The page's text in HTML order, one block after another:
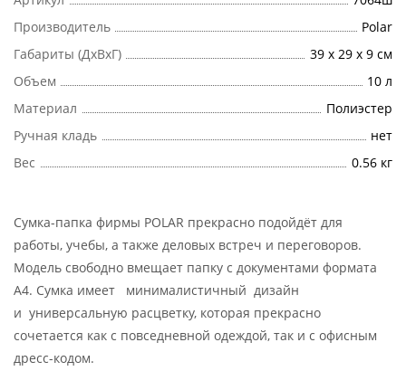
Производитель
Polar
Габариты (ДхВхГ)
39 х 29 х 9 см
Объем
10 л
Материал
Полиэстер
Ручная кладь
нет
Вес
0.56 кг
Сумка-папка фирмы POLAR прекрасно подойдёт для
работы, учебы, а также деловых встреч и переговоров.
Модель свободно вмещает папку с документами формата
А4. Сумка имеет минималистичный дизайн
и универсальную расцветку, которая прекрасно
сочетается как с повседневной одеждой, так и с офисным
дресс-кодом.